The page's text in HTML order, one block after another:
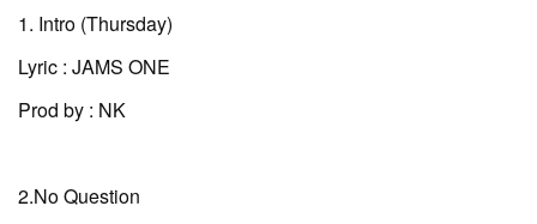
1. Intro (Thursday)
Lyric : JAMS ONE
Prod by : NK
2.No Question